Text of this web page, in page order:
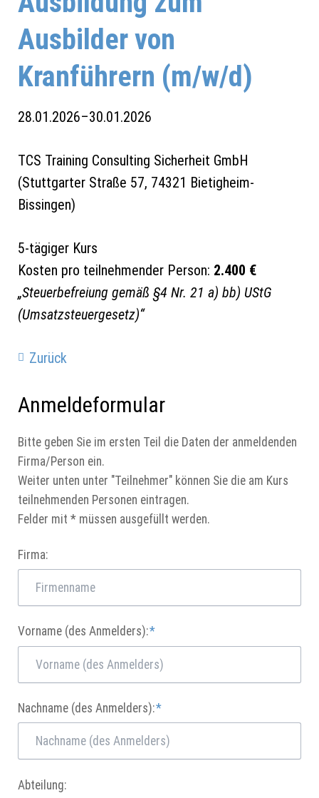
Ausbilder von
Kranführern (m/w/d)
28.01.2026–30.01.2026
TCS Training Consulting Sicherheit GmbH
(Stuttgarter Straße 57, 74321 Bietigheim-
Bissingen)
5-tägiger Kurs
Kosten pro teilnehmender Person: 2.400 €
„Steuerbefreiung gemäß §4 Nr. 21 a) bb) UStG
(Umsatzsteuergesetz)“
Zurück
Anmeldeformular
Bitte geben Sie im ersten Teil die Daten der anmeldenden
Firma/Person ein.
Weiter unten unter "Teilnehmer" können Sie die am Kurs
teilnehmenden Personen eintragen.
Felder mit * müssen ausgefüllt werden.
Firma:
Pflichtfeld
Vorname (des Anmelders):*
Pflichtfeld
Nachname (des Anmelders):*
Abteilung: